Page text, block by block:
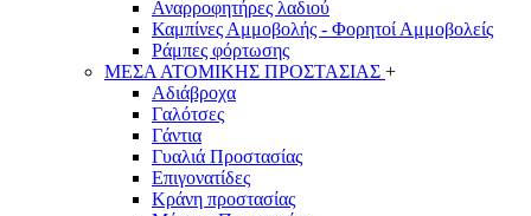
Αναρροφητήρες λαδιού
Καμπίνες Αμμοβολής - Φορητοί Αμμοβολείς
Ράμπες φόρτωσης
ΜΕΣΑ ΑΤΟΜΙΚΗΣ ΠΡΟΣΤΑΣΙΑΣ +
Αδιάβροχα
Γαλότσες
Γάντια
Γυαλιά Προστασίας
Επιγονατίδες
Κράνη προστασίας